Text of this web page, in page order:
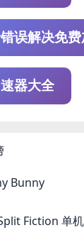
误解决免
器大全
Bunny
双影奇境/